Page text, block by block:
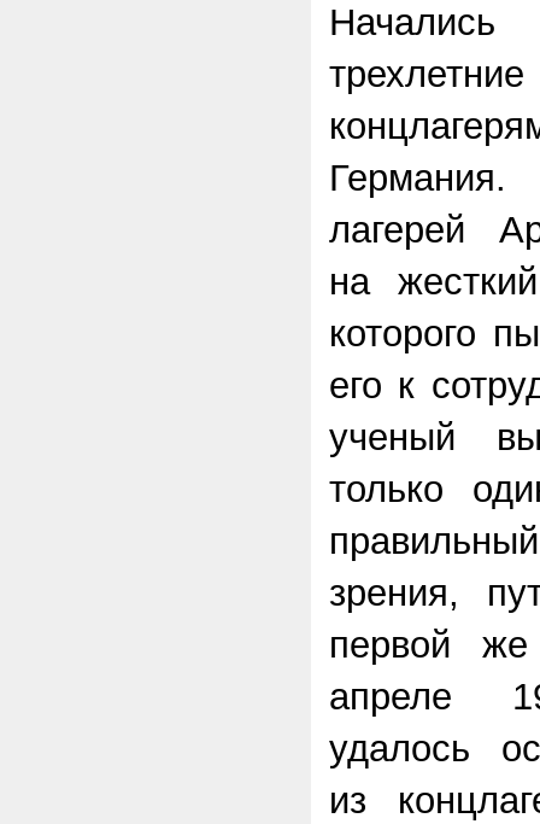
лагерей
на
которого
его к
ученый
только
зрения,
первой
апреле
удалось
из